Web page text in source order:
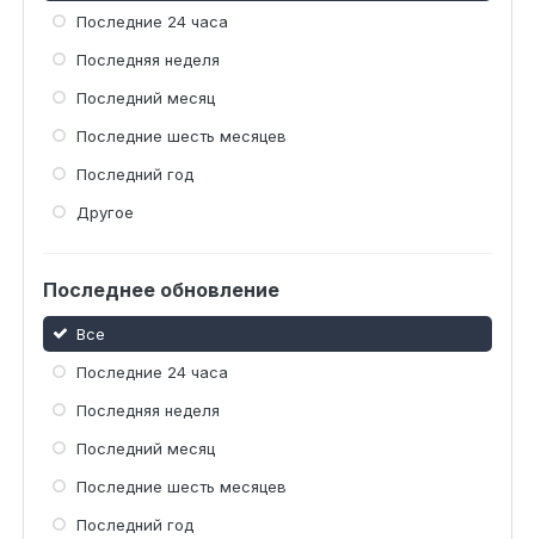
Последние 24 часа
Последняя неделя
Последний месяц
Последние шесть месяцев
Последний год
Другое
Последнее обновление
Все
Последние 24 часа
Последняя неделя
Последний месяц
Последние шесть месяцев
Последний год